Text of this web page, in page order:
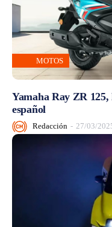
MOTOS
Yamaha Ray ZR
español
Redacción - 27/03/